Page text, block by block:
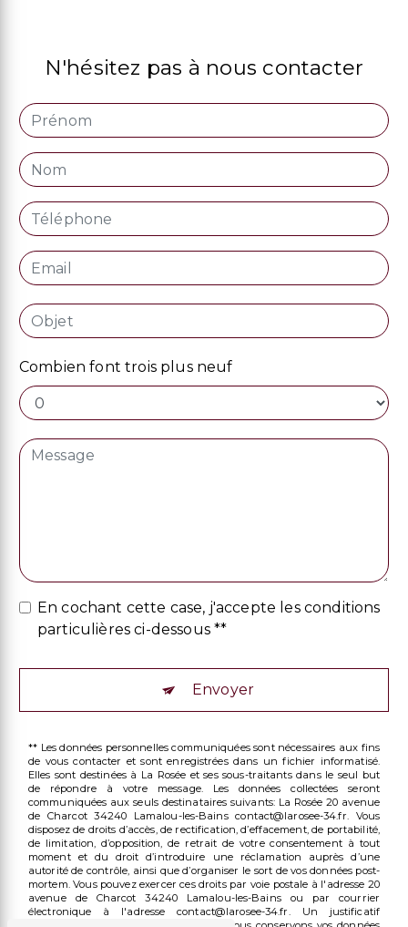
N'hésitez pas à nous contacter
Combien font trois plus neuf
En cochant cette case, j'accepte les conditions
particulières ci-dessous **
Envoyer
** Les données personnelles communiquées sont nécessaires aux fins
de vous contacter et sont enregistrées dans un fichier informatisé.
Elles sont destinées à La Rosée et ses sous-traitants dans le seul but
de répondre à votre message. Les données collectées seront
communiquées aux seuls destinataires suivants: La Rosée 20 avenue
de Charcot 34240 Lamalou-les-Bains contact@larosee-34.fr. Vous
disposez de droits d’accès, de rectification, d’effacement, de portabilité,
de limitation, d’opposition, de retrait de votre consentement à tout
moment et du droit d’introduire une réclamation auprès d’une
autorité de contrôle, ainsi que d’organiser le sort de vos données post-
mortem. Vous pouvez exercer ces droits par voie postale à l'adresse 20
avenue de Charcot 34240 Lamalou-les-Bains ou par courrier
électronique à l'adresse contact@larosee-34.fr. Un justificatif